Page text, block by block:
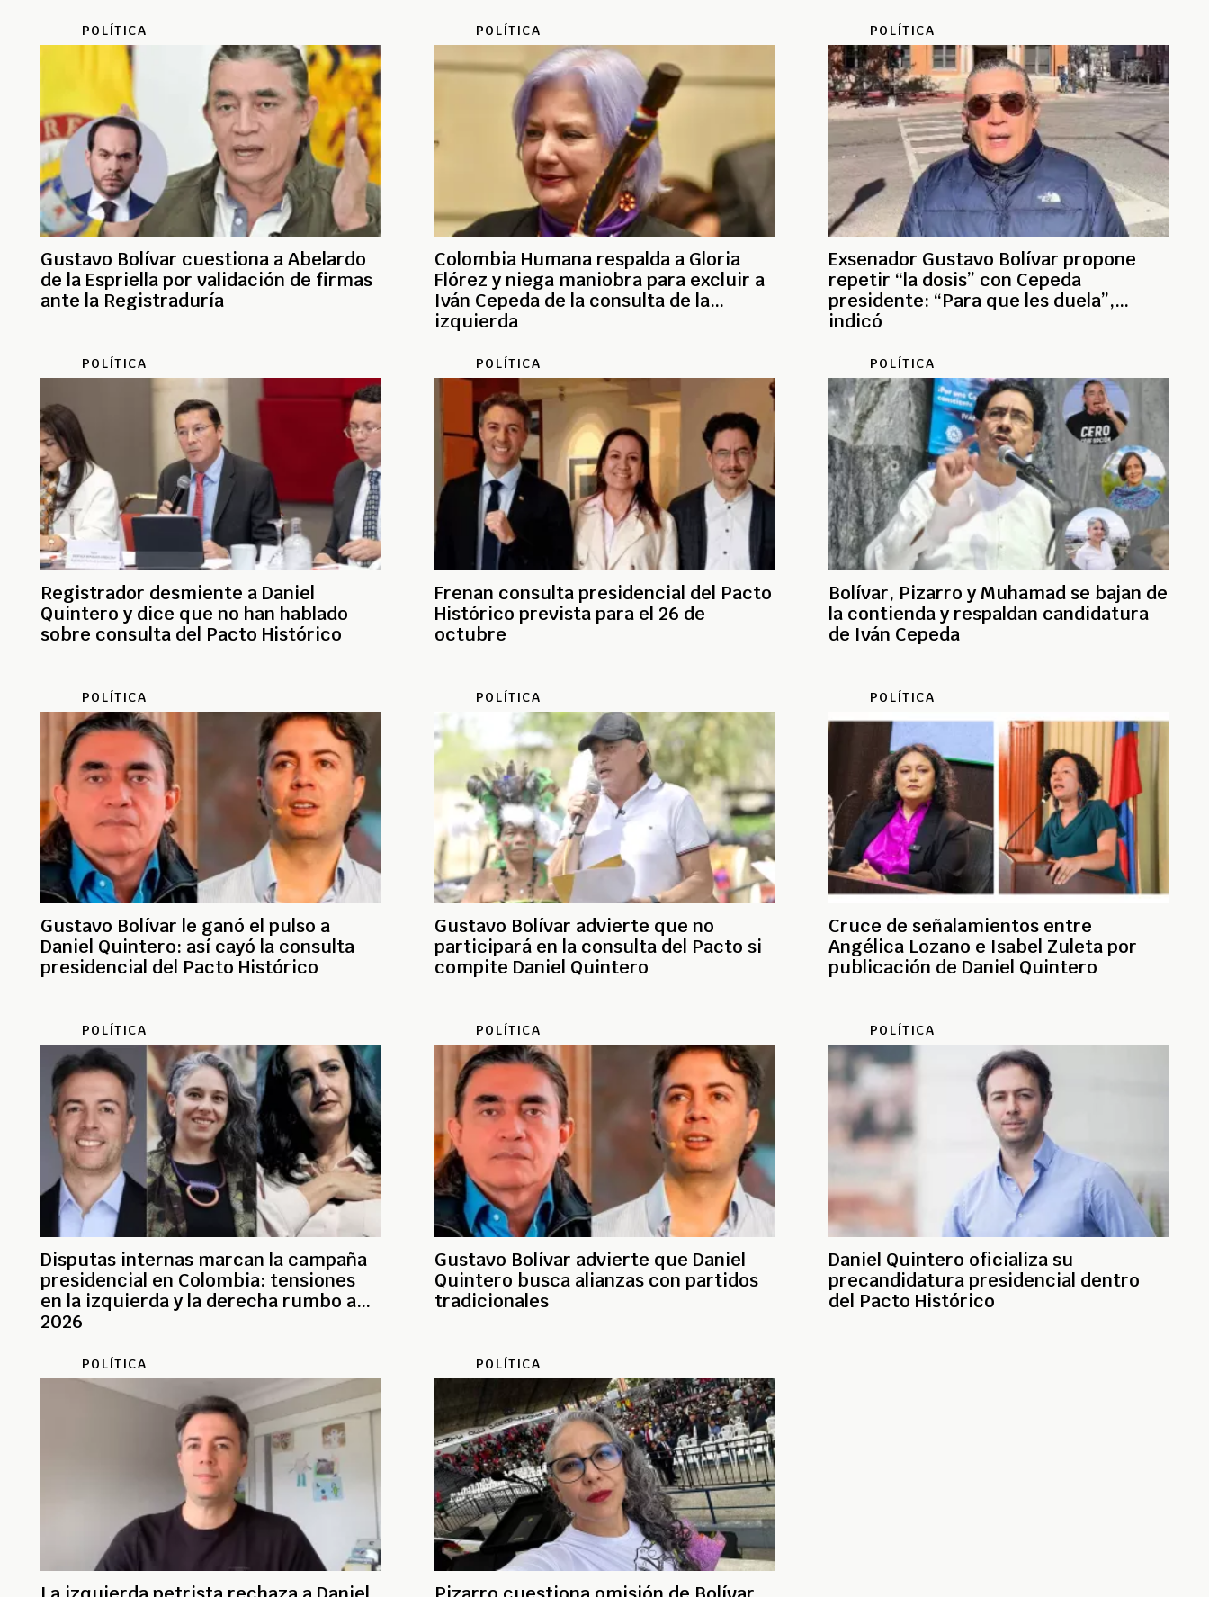
POLÍTICA
Gustavo Bolívar cuestiona a Abelardo
de la Espriella por validación de firmas
ante la Registraduría
POLÍTICA
Colombia Humana respalda a Gloria
Flórez y niega maniobra para excluir a
Iván Cepeda de la consulta de la
izquierda
POLÍTICA
Exsenador Gustavo Bolívar propone
repetir “la dosis” con Cepeda
presidente: “Para que les duela”,
indicó
POLÍTICA
Registrador desmiente a Daniel
Quintero y dice que no han hablado
sobre consulta del Pacto Histórico
POLÍTICA
Frenan consulta presidencial del Pacto
Histórico prevista para el 26 de
octubre
POLÍTICA
Bolívar, Pizarro y Muhamad se bajan de
la contienda y respaldan candidatura
de Iván Cepeda
POLÍTICA
Gustavo Bolívar le ganó el pulso a
Daniel Quintero: así cayó la consulta
presidencial del Pacto Histórico
POLÍTICA
Gustavo Bolívar advierte que no
participará en la consulta del Pacto si
compite Daniel Quintero
POLÍTICA
Cruce de señalamientos entre
Angélica Lozano e Isabel Zuleta por
publicación de Daniel Quintero
POLÍTICA
Disputas internas marcan la campaña
presidencial en Colombia: tensiones
en la izquierda y la derecha rumbo a
2026
POLÍTICA
Gustavo Bolívar advierte que Daniel
Quintero busca alianzas con partidos
tradicionales
POLÍTICA
Daniel Quintero oficializa su
precandidatura presidencial dentro
del Pacto Histórico
POLÍTICA POLÍTICA